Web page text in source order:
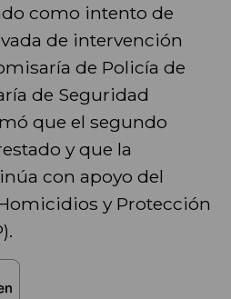
como intento de
de intervención
de Policía de
de Seguridad
que el segundo
y que la
con apoyo del
y Protección